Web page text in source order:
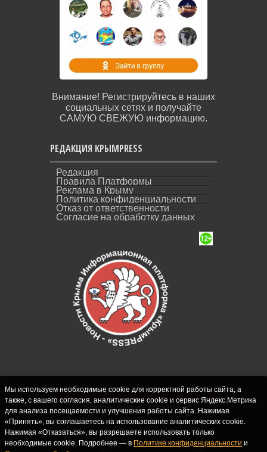
Внимание! Регистрируйтесь в наших
социальных сетях и получайте
САМУЮ СВЕЖУЮ информацию.
РЕДАКЦИЯ КРЫМPRESS
Редакция
Правила Платформы
Реклама в Крыму
Политика конфиденциальности
Отказ от ответственности
Согласие на обработку данных
СИ "Новости Крыма - КрымPRESS".
Свидетельство о регистрации СМИ ЭЛ № ФС
77-62916 выдано Федеральной службой по
надзору в сфере связи, информационных
Мы используем необходимые cookie для корректной работы сайта, а
также, с вашего согласия, аналитические cookie и сервис Яндекс.Метрика
для анализа посещаемости и улучшения работы сайта. Нажимая
«Принять», вы соглашаетесь на использование аналитических cookie.
Нажимая «Отказаться», вы разрешаете использовать только
необходимые cookie. Подробнее — в Политике конфиденциальности и